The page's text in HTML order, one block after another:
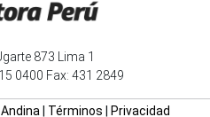
873 Lima 1
0400 Fax: 431 2849
| Términos Privacidad